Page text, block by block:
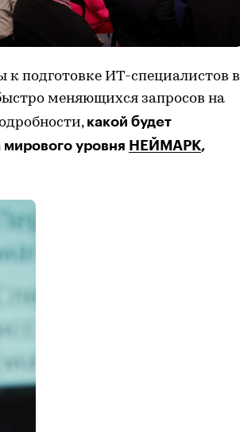
к подготовке ИТ-специалистов в
меняющихся запросов на
какой будет
уровня НЕЙМАРК,